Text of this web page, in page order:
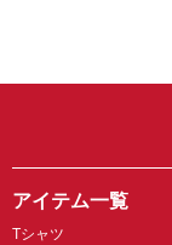
アイテム一覧
Tシャツ